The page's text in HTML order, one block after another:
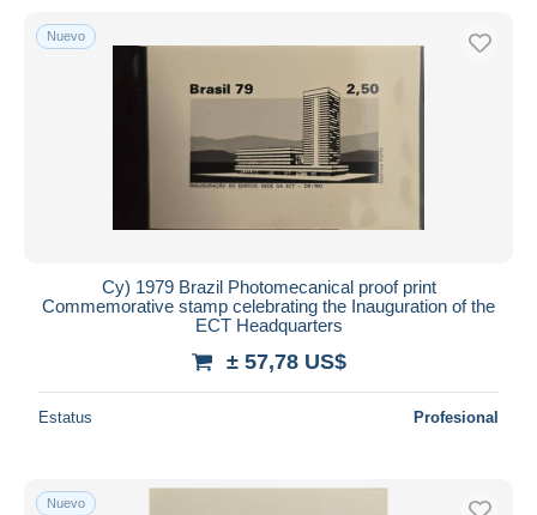
Nuevo
Cy) 1979 Brazil Photomecanical proof print
Commemorative stamp celebrating the Inauguration of the
ECT Headquarters
± 57,78 US$
Estatus Profesional
Nuevo